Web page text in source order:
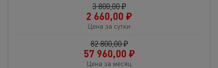
3 800,00 ₽
2 660,00 ₽
Цена за сутки
82 800,00 ₽
57 960,00 ₽
Цена за месяц